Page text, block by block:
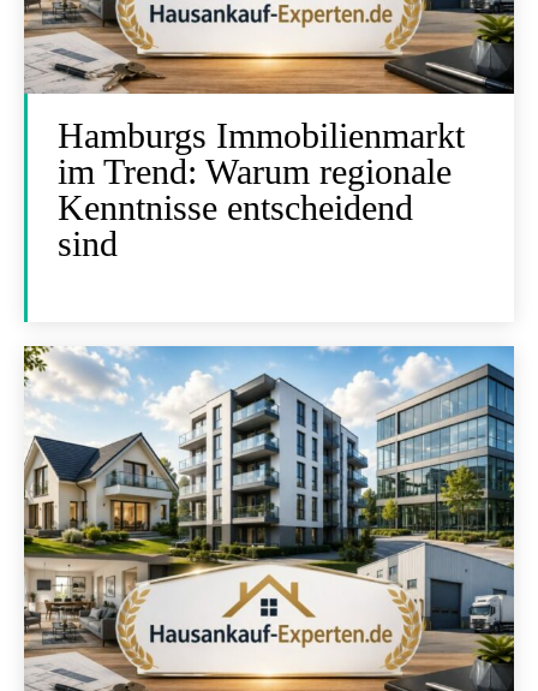
Hamburgs Immobilienmarkt
im Trend: Warum regionale
Kenntnisse entscheidend
sind